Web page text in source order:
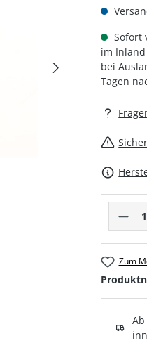
Sofort
im
bei
Tagen
Zum